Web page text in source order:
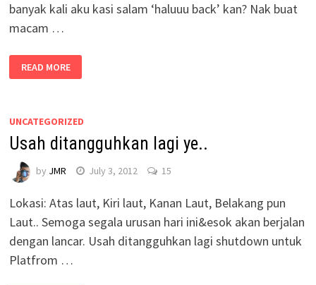
banyak kali aku kasi salam ‘haluuu back’ kan? Nak buat
macam …
READ MORE
UNCATEGORIZED
Usah ditangguhkan lagi ye..
by JMR July 3, 2012 15
Lokasi: Atas laut, Kiri laut, Kanan Laut, Belakang pun
Laut.. Semoga segala urusan hari ini&esok akan berjalan
dengan lancar. Usah ditangguhkan lagi shutdown untuk
Platfrom …